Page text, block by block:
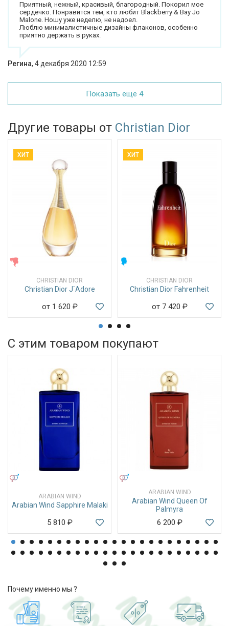
Приятный, нежный, красивый, благородный. Покорил мое
сердечко. Понравится тем, кто любит Blackberry & Bay Jo
Malone. Ношу уже неделю, не надоел.
Люблю минималистичные дизайны флаконов, особенно
приятно держать в руках.
Регина, 4 декабря 2020 12:59
Показать еще 4
Другие товары от Christian Dior
ХИТ
CHRISTIAN DIOR
Christian Dior J`Adore
от 1 620 ₽
ХИТ
CHRISTIAN DIOR
Christian Dior Fahrenheit
от 7 420 ₽
С этим товаром покупают
ARABIAN WIND
Arabian Wind Sapphire Malaki
5 810 ₽
ARABIAN WIND
Arabian Wind Queen Of
Palmyra
6 200 ₽
Почему именно мы ?